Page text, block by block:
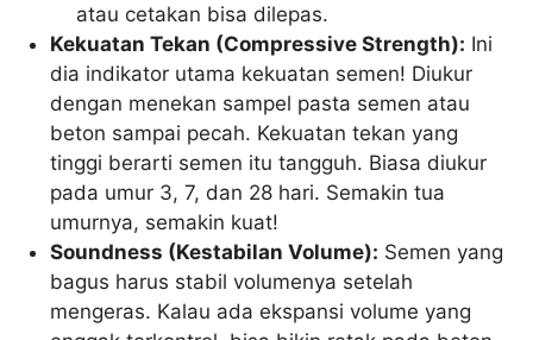
atau cetakan bisa dilepas.
Kekuatan Tekan (Compressive Strength): Ini
dia indikator utama kekuatan semen! Diukur
dengan menekan sampel pasta semen atau
beton sampai pecah. Kekuatan tekan yang
tinggi berarti semen itu tangguh. Biasa diukur
pada umur 3, 7, dan 28 hari. Semakin tua
umurnya, semakin kuat!
Soundness (Kestabilan Volume): Semen yang
bagus harus stabil volumenya setelah
mengeras. Kalau ada ekspansi volume yang